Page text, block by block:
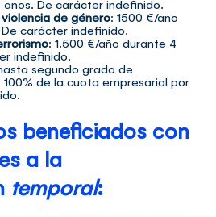
De carácter indefinido.
de género: 1500 €/año
carácter indefinido.
: 1.500 €/año durante 4
indefinido.
segundo grado de
100% de la cuota empresarial por
beneficiados con
a la
temporal: